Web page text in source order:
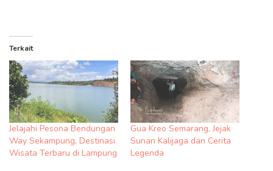
Terkait
Jelajahi Pesona Bendungan
Way Sekampung, Destinasi
Wisata Terbaru di Lampung
Gua Kreo Semarang, Jejak
Sunan Kalijaga dan Cerita
Legenda